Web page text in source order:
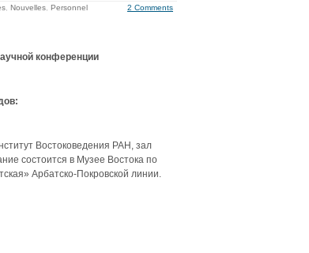
Nouvelles Personnel 2 Comments
конференции
Востоковедения РАН, зал
состоится в Музее Востока по
Арбатско-Покровской линии.